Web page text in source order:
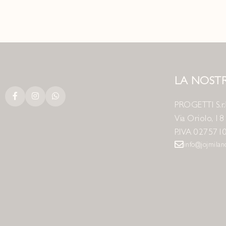
LA
PROGETTI
Via Oriolo,
P.IVA